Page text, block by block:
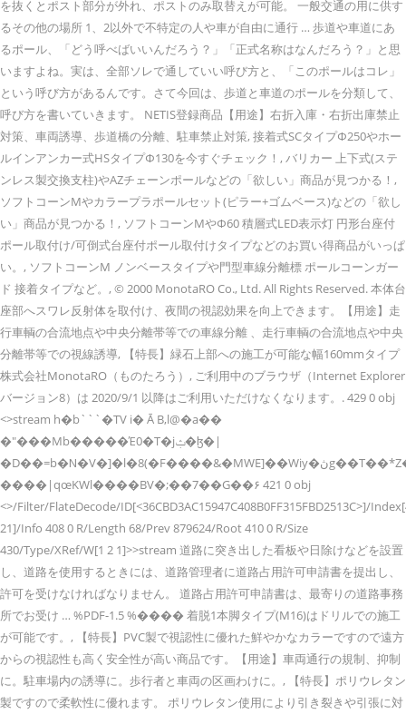
を抜くとポスト部分が外れ、ポストのみ取替えが可能。 一般交通の用に供す
るその他の場所 1、2以外で不特定の人や車が自由に通行 … 歩道や車道にあ
るポール、「どう呼べばいいんだろう？」「正式名称はなんだろう？」と思
いますよね。実は、全部ソレで通していい呼び方と、「このポールはコレ」
という呼び方があるんです。さて今回は、歩道と車道のポールを分類して、
呼び方を書いていきます。 NETIS登録商品【用途】右折入庫・右折出庫禁止
対策、車両誘導、歩道橋の分離、駐車禁止対策, 接着式SCタイプΦ250やホー
ルインアンカー式HSタイプΦ130を今すぐチェック！, バリカー 上下式(ステ
ンレス製交換支柱)やAZチェーンポールなどの「欲しい」商品が見つかる！,
ソフトコーンMやカラープラポールセット(ピラー+ゴムベース)などの「欲し
い」商品が見つかる！, ソフトコーンMやΦ60 積層式LED表示灯 円形台座付
ポール取付け/可倒式台座付ポール取付けタイプなどのお買い得商品がいっぱ
い。, ソフトコーンM ノンベースタイプや門型車線分離標 ポールコーンガー
ド 接着タイプなど。, © 2000 MonotaRO Co., Ltd. All Rights Reserved. 本体台
座部へスワレ反射体を取付け、夜間の視認効果を向上できます。【用途】走
行車輌の合流地点や中央分離帯等での車線分離 、走行車輌の合流地点や中央
分離帯等での視線誘導, 【特長】緑石上部への施工が可能な幅160mmタイプ
株式会社MonotaRO（ものたろう）, ご利用中のブラウザ（Internet Explorer
バージョン8）は 2020/9/1 以降はご利用いただけなくなります。. 429 0 obj
<>stream h�b```�TV i� Ā B,l@�a��
�"���Mb�����Έ0�T�jݑ�ɮ�|
�D��=b�Ν�V�]�l�8(�F����&�MWE]��Wiy�ڽg��T��*Z�ei2�V�7@j�!
����|qœKWl����BV�;��7��G��۶ 421 0 obj
<>/Filter/FlateDecode/ID[<36CBD3AC15947C408B0FF315FBD2513C>]/
21]/Info 408 0 R/Length 68/Prev 879624/Root 410 0 R/Size
430/Type/XRef/W[1 2 1]>>stream 道路に突き出した看板や日除けなどを設置
し、道路を使用するときには、道路管理者に道路占用許可申請書を提出し、
許可を受けなければなりません。 道路占用許可申請書は、最寄りの道路事務
所でお受け … %PDF-1.5 %���� 着脱1本脚タイプ(M16)はドリルでの施工
が可能です。, 【特長】PVC製で視認性に優れた鮮やかなカラーですので遠方
からの視認性も高く安全性が高い商品です。【用途】車両通行の規制、抑制
に。駐車場内の誘導に。歩行者と車両の区画わけに。, 【特長】ポリウレタン
製ですので柔軟性に優れます。 ポリウレタン使用により引き裂きや引張に対